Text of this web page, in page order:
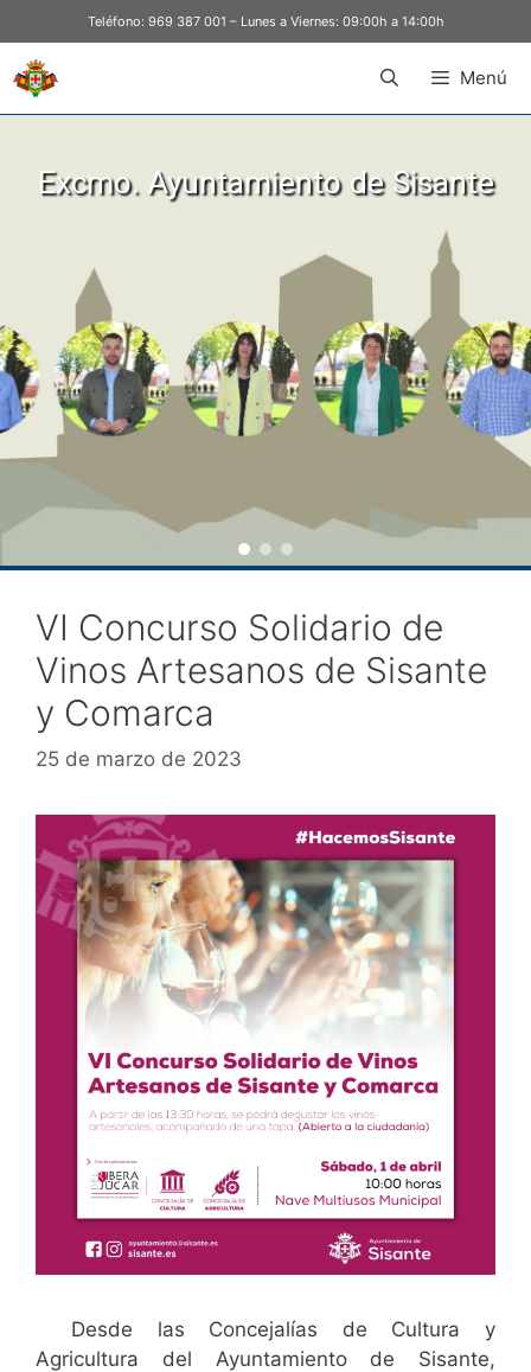
Teléfono: 969 387 001 – Lunes a Viernes: 09:00h a 14:00h
Menú
Excmo. Ayuntamiento de Sisante
VI Concurso Solidario de
Vinos Artesanos de Sisante
y Comarca
25 de marzo de 2023
Desde las Concejalías de Cultura y
Agricultura del Ayuntamiento de Sisante,